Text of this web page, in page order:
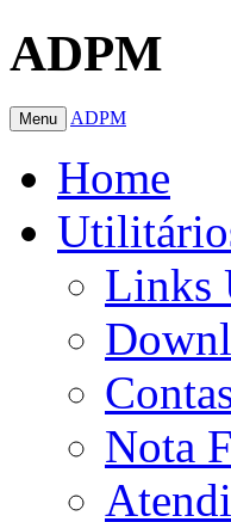
ADPM
Menu ADPM
Home
Links
Nota